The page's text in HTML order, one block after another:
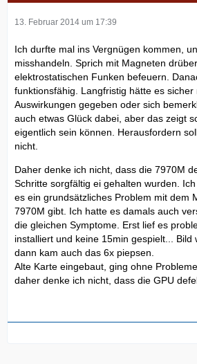
13. Februar 2014 um 17:39
Ich durfte mal ins Vergnügen kommen,
misshandeln. Sprich mit Magneten
elektrostatischen Funken befeuern.
funktionsfähig. Langfristig hätte es sicher
Auswirkungen gegeben oder sich
auch etwas Glück dabei, aber das zeigt
eigentlich sein können. Herausfordern
nicht.
Daher denke ich nicht, dass die 7970M
Schritte sorgfältig ei gehalten wurden.
es ein grundsätzliches Problem mit dem
7970M gibt. Ich hatte es damals auch
die gleichen Symptome. Erst lief es
installiert und keine 15min gespielt... Bild
dann kam auch das 6x piepsen.
Alte Karte eingebaut, ging ohne
daher denke ich nicht, dass die GPU